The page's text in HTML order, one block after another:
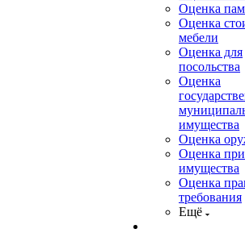
Оценка
Оценка
мебели
Оценка для
посольства
Оценка
имущества
Оценка
Оценка при
имущества
Оценка
требования
Ещё